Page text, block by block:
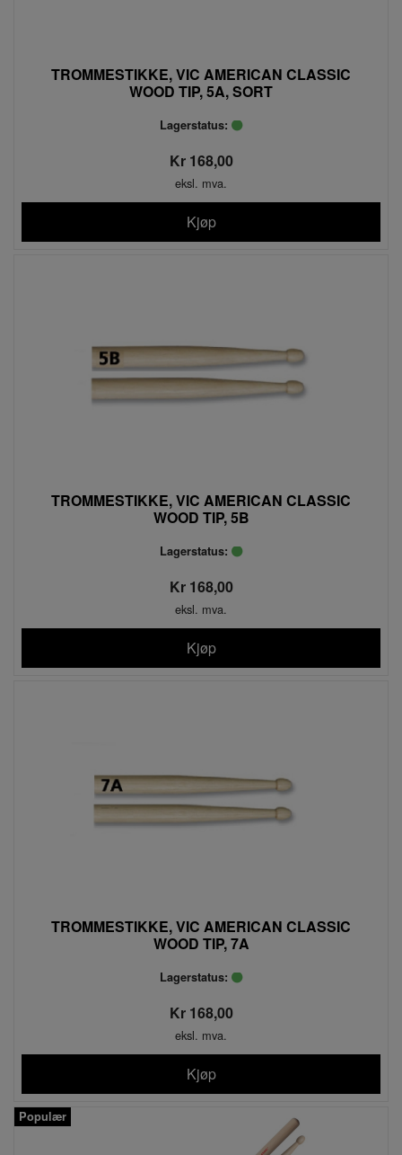
TROMMESTIKKE, VIC AMERICAN CLASSIC
WOOD TIP, 5A, SORT
Lagerstatus:
Kr 168,00
eksl. mva.
Kjøp
TROMMESTIKKE, VIC AMERICAN CLASSIC
WOOD TIP, 5B
Lagerstatus:
Kr 168,00
eksl. mva.
Kjøp
TROMMESTIKKE, VIC AMERICAN CLASSIC
WOOD TIP, 7A
Lagerstatus:
Kr 168,00
eksl. mva.
Kjøp
Populær